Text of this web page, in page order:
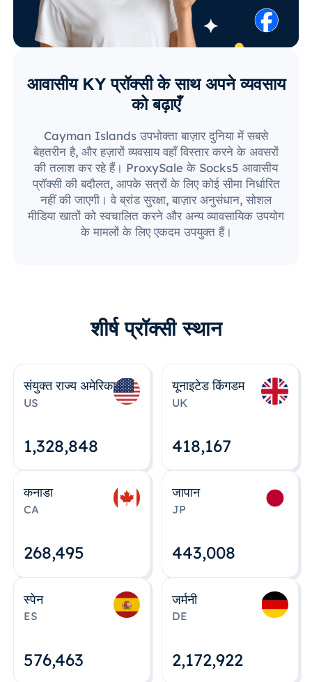
आवासीय KY प्रॉक्सी के साथ अपने व्यवसाय
को बढ़ाएँ
Cayman Islands उपभोक्ता बाज़ार दुनिया में सबसे
बेहतरीन है, और हज़ारों व्यवसाय वहाँ विस्तार करने के अवसरों
की तलाश कर रहे हैं। ProxySale के Socks5 आवासीय
प्रॉक्सी की बदौलत, आपके सत्रों के लिए कोई सीमा निर्धारित
नहीं की जाएगी। वे ब्रांड सुरक्षा, बाज़ार अनुसंधान, सोशल
मीडिया खातों को स्वचालित करने और अन्य व्यावसायिक उपयोग
के मामलों के लिए एकदम उपयुक्त हैं।
शीर्ष प्रॉक्सी स्थान
संयुक्त राज्य अमेरिका
US
1,328,848
यूनाइटेड किंगडम
UK
418,167
कनाडा
CA
268,495
जापान
JP
443,008
स्पेन
ES
576,463
जर्मनी
DE
2,172,922